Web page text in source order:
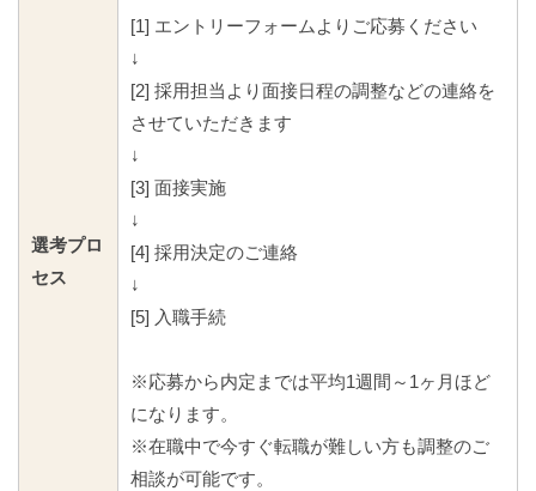
選考プロ
セス
[1] エントリーフォームよりご応募ください
↓
[2] 採用担当より面接日程の調整などの連絡を
させていただきます
↓
[3] 面接実施
↓
[4] 採用決定のご連絡
↓
[5] 入職手続
※応募から内定までは平均1週間～1ヶ月ほど
になります。
※在職中で今すぐ転職が難しい方も調整のご
相談が可能です。